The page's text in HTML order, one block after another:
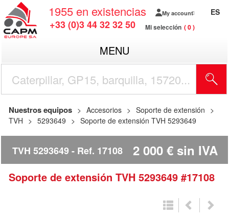
1955 en existencias
+33 (0)3 44 32 32 50
My account
Mi selección 0
ES
MENU
Nuestros equipos Accesorios
Soporte de extensión
TVH
5293649 Soporte de extensión TVH 5293649
TVH 5293649 Ref. 17108 2 000 € sin IVA
Soporte de extensión TVH 5293649 #17108